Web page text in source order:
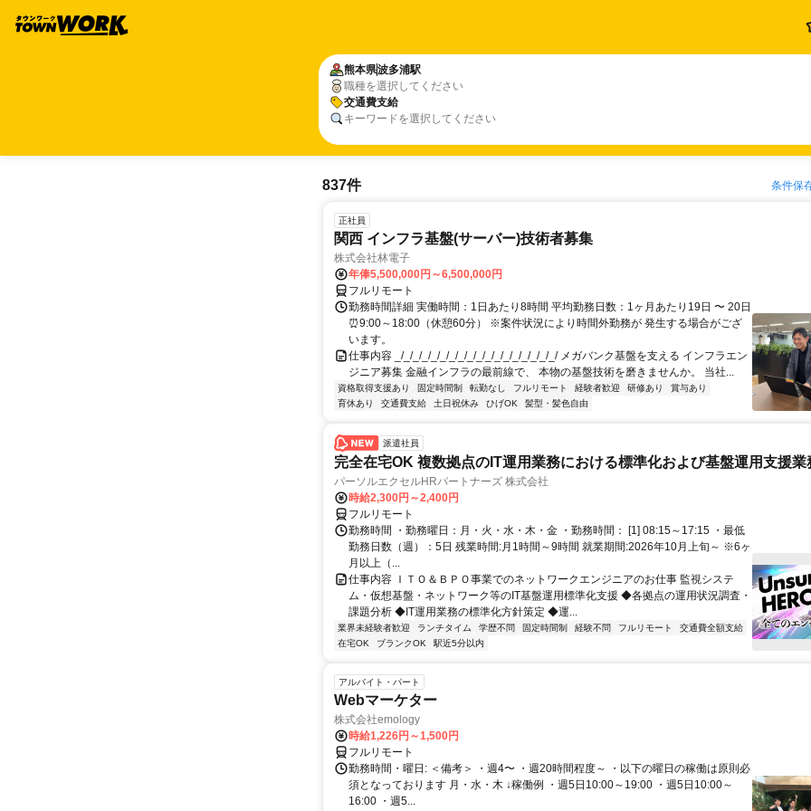
熊本県波多浦駅
職種を選択してください
交通費支給
キーワードを選択してください
837件 条件保
正社員
関西 インフラ基盤(サーバー)技術者募集
株式会社林電子
年俸5,500,000円～6,500,000円
フルリモート
勤務時間詳細 実働時間：1日あたり8時間 平均勤務日数：1ヶ月あたり19日 〜 20日
⏰9:00～18:00（休憩60分） ※案件状況により時間外勤務が 発生する場合がござ
います。
仕事内容 _/_/_/_/_/_/_/_/_/_/_/_/_/_/_/_/_/_/ メガバンク基盤を支える インフラエン
ジニア募集 金融インフラの最前線で、 本物の基盤技術を磨きませんか。 当社...
資格取得支援あり 固定時間制 転勤なし フルリモート 経験者歓迎 研修あり
賞与あり
育休あり
交通費支給 土日祝休み ひげOK 髪型・髪色自由
派遣社員
完全在宅OK 複数拠点のIT運用業務における標準化および基盤運用支援業
パーソルエクセルHRパートナーズ 株式会社
時給2,300円～2,400円
フルリモート
勤務時間 ・勤務曜日：月・火・水・木・金 ・勤務時間： [1] 08:15～17:15 ・最低
勤務日数（週）：5日 残業時間:月1時間～9時間 就業期間:2026年10月上旬～ ※6ヶ
月以上（...
仕事内容 ＩＴＯ＆ＢＰＯ事業でのネットワークエンジニアのお仕事 監視システ
ム・仮想基盤・ネットワーク等のIT基盤運用標準化支援 ◆各拠点の運用状況調査・
課題分析 ◆IT運用業務の標準化方針策定 ◆運...
業界未経験者歓迎 ランチタイム 学歴不問 固定時間制 経験不問 フルリモート
交通費全額支給
在宅OK
ブランクOK 駅近5分以内
アルバイト・パート
Webマーケター
株式会社emology
時給1,226円～1,500円
フルリモート
勤務時間・曜日: ＜備考＞ ・週4〜 ・週20時間程度～ ・以下の曜日の稼働は原則必
須となっております 月・水・木 ↓稼働例 ・週5日10:00～19:00 ・週5日10:00～
16:00 ・週5...